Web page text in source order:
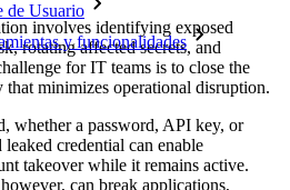
de Usuario
y funcionalidades
involves identifying exposed
rotating affected secrets, and
for IT teams is to close the
minimizes operational disruption.
whether a password, API key, or
credential can enable
takeover while it remains active.
can break applications,